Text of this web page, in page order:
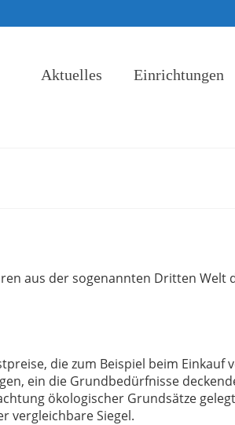
Aktuelles Einrichtungen
aus der sogenannten Dritten Welt
die zum Beispiel beim Einkauf
ein die Grundbedürfnisse
ökologischer Grundsätze
vergleichbare Siegel.